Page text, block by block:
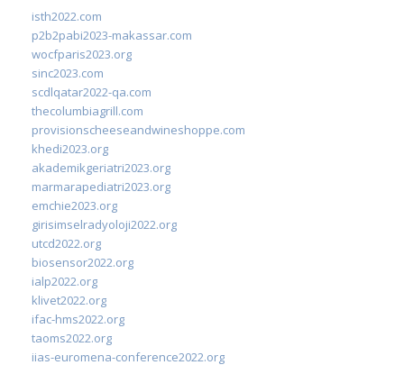
isth2022.com
p2b2pabi2023-makassar.com
wocfparis2023.org
sinc2023.com
scdlqatar2022-qa.com
thecolumbiagrill.com
provisionscheeseandwineshoppe.com
khedi2023.org
akademikgeriatri2023.org
marmarapediatri2023.org
emchie2023.org
girisimselradyoloji2022.org
utcd2022.org
biosensor2022.org
ialp2022.org
klivet2022.org
ifac-hms2022.org
taoms2022.org
iias-euromena-conference2022.org